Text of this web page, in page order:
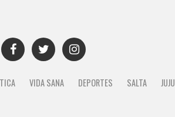
VIDA SANA DEPORTES SALTA